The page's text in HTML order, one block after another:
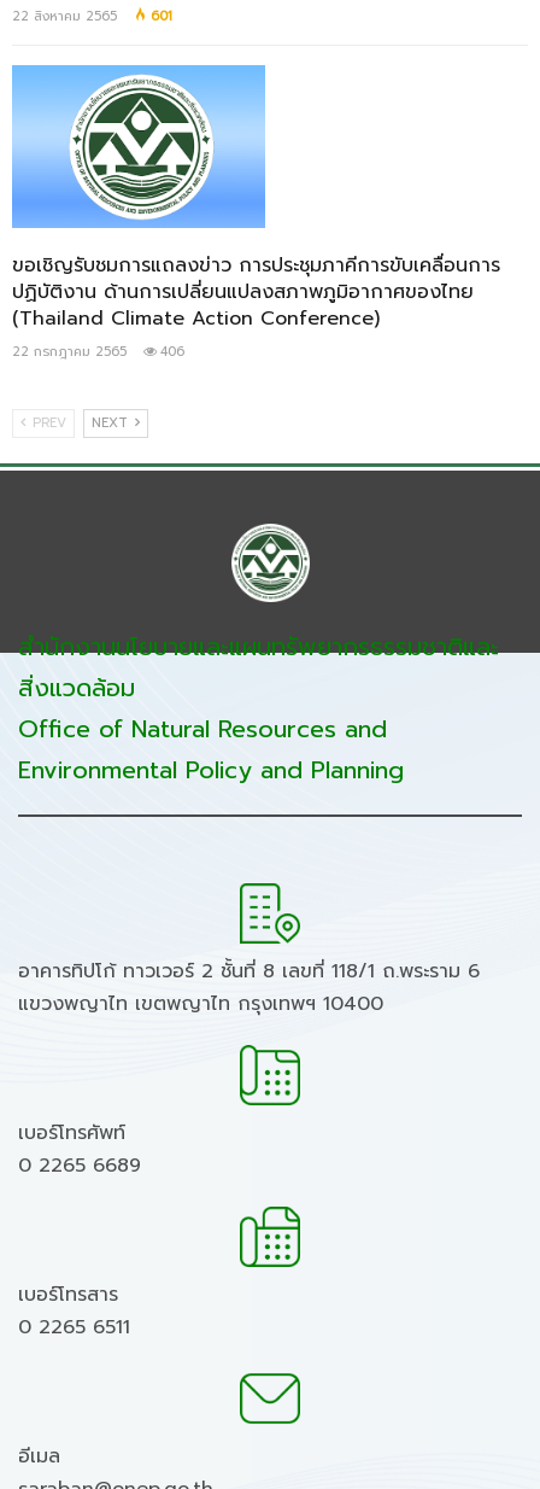
22 สิงหาคม 2565 601
ขอเชิญรับชมการแถลงข่าว การประชุมภาคีการขับเคลื่อนการ
ปฏิบัติงาน ด้านการเปลี่ยนแปลงสภาพภูมิอากาศของไทย
(Thailand Climate Action Conference)
22 กรกฎาคม 2565 406
PREV NEXT
สำนักงานนโยบายและแผนทรัพยากรธรรมชาติและ
สิ่งแวดล้อม
Office of Natural Resources and
Environmental Policy and Planning
อาคารทิปโก้ ทาวเวอร์ 2 ชั้นที่ 8 เลขที่ 118/1 ถ.พระราม 6
แขวงพญาไท เขตพญาไท กรุงเทพฯ 10400
เบอร์โทรศัพท์
0 2265 6689
เบอร์โทรสาร
0 2265 6511
อีเมล